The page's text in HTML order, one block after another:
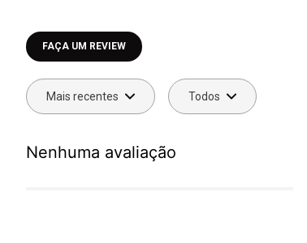
Faça login para escrever uma avaliação.
Mais recentes Todos
Nenhuma avaliação